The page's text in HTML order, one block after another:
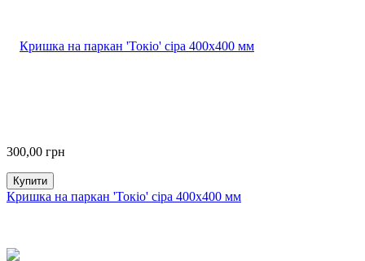
300,00 грн
Купити
Кришка на паркан 'Токіо' сіра 400х400 мм